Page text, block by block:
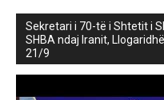
Sekretari i 70-të i Shtetit i
SHBA ndaj Iranit,
21/9